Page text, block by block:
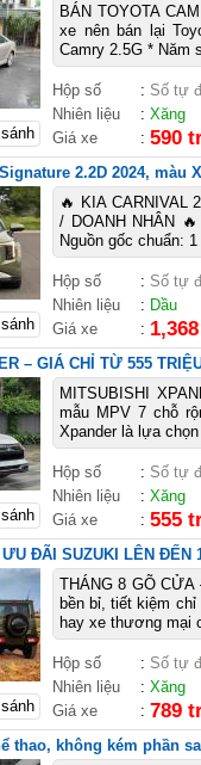
BÁN TOYOTA
xe nên bán lại
Camry 2.5G * Năm
Hộp số : Số tự
Nhiên liệu
: Xăng
Giá xe
: 590
2.2D 2024, màu
🔥 KIA CARNIVAL
/ DOANH NHÂN
Nguồn gốc chuẩn:
Hộp số : Số tự
Nhiên liệu
: Dầu
Giá xe
:
– GIÁ CHỈ TỪ 555
MITSUBISHI
mẫu MPV 7 chỗ
Xpander là lựa
Hộp số : Số tự
Nhiên liệu
: Xăng
Giá xe
: 555
ĐÃI SUZUKI LÊN ĐẾN
THÁNG 8 GÕ
bền bỉ, tiết kiệm
hay xe thương mại
Hộp số : Số tự
Nhiên liệu
: Xăng
Giá xe
: 789
thao, không kém phần